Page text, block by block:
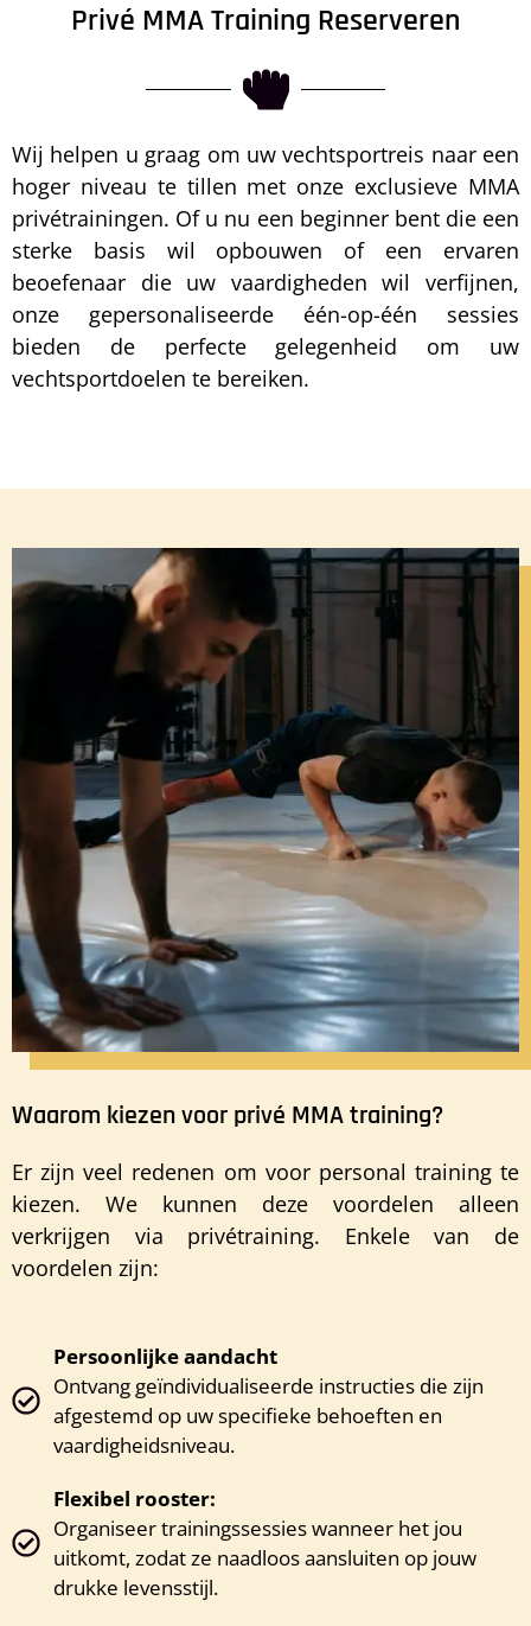
Privé MMA Training Reserveren
Wij helpen u graag om uw vechtsportreis naar een
hoger niveau te tillen met onze exclusieve MMA
privétrainingen. Of u nu een beginner bent die een
sterke basis wil opbouwen of een ervaren
beoefenaar die uw vaardigheden wil verfijnen,
onze gepersonaliseerde één-op-één sessies
bieden de perfecte gelegenheid om uw
vechtsportdoelen te bereiken.
Waarom kiezen voor privé MMA training?
Er zijn veel redenen om voor personal training te
kiezen. We kunnen deze voordelen alleen
verkrijgen via privétraining. Enkele van de
voordelen zijn:
Persoonlijke aandacht
Ontvang geïndividualiseerde instructies die zijn
afgestemd op uw specifieke behoeften en
vaardigheidsniveau.
Flexibel rooster:
Organiseer trainingssessies wanneer het jou
uitkomt, zodat ze naadloos aansluiten op jouw
drukke levensstijl.